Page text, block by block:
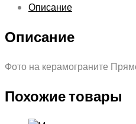
Описание
Описание
Фото на керамограните
Похожие товары